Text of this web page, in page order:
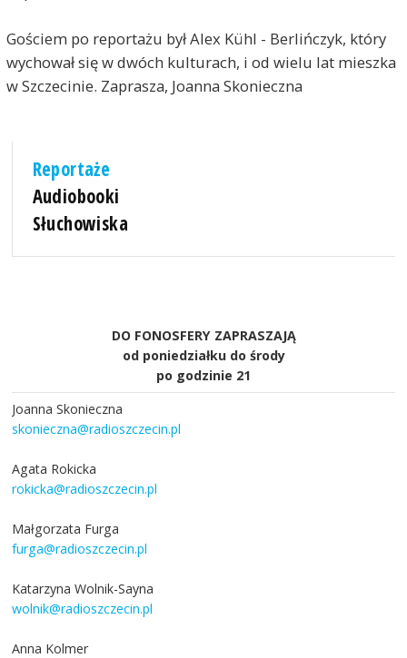
Gościem po reportażu był Alex Kühl - Berlińczyk, który
wychował się w dwóch kulturach, i od wielu lat mieszka
w Szczecinie. Zaprasza, Joanna Skonieczna
Reportaże
Audiobooki
Słuchowiska
DO FONOSFERY ZAPRASZAJĄ
od poniedziałku do środy
po godzinie 21
Joanna Skonieczna
skonieczna@radioszczecin.pl
Agata Rokicka
rokicka@radioszczecin.pl
Małgorzata Furga
furga@radioszczecin.pl
Katarzyna Wolnik-Sayna
wolnik@radioszczecin.pl
Anna Kolmer